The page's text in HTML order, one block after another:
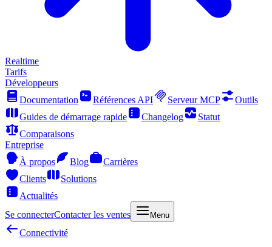
Realtime
Tarifs
Développeurs
Documentation
Références API Serveur MCP
Outils
Guides de démarrage rapide
Changelog
Statut
Comparaisons
Entreprise
À propos
Blog
Carrières
Clients
Solutions
Actualités
Se connecterContacter les ventes Menu
Connectivité